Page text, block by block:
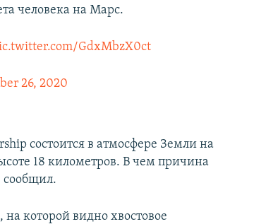
человека на Марс.
GdxMbzX0ct
26, 2020
состоится в атмосфере Земли на
18 километров. В чем причина
сообщил.
которой видно хвостовое